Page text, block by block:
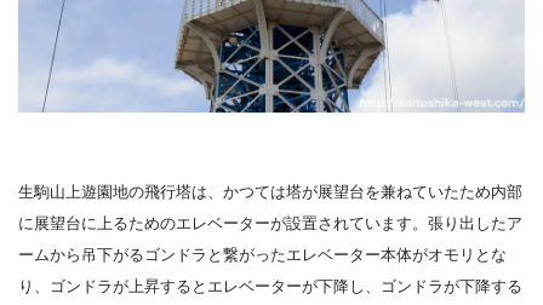
生駒山上遊園地の飛行塔は、かつては塔が展望台を兼ねていたため内部
に展望台に上るためのエレベーターが設置されています。張り出したア
ームから吊下がるゴンドラと繋がったエレベーター本体がオモリとな
り、ゴンドラが上昇するとエレベーターが下降し、ゴンドラが下降する